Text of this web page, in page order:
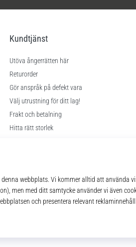
Kundtjänst
Utöva ångerrätten här
Returorder
Gör anspråk på defekt vara
Välj utrustning för ditt lag!
Frakt och betalning
Hitta rätt storlek